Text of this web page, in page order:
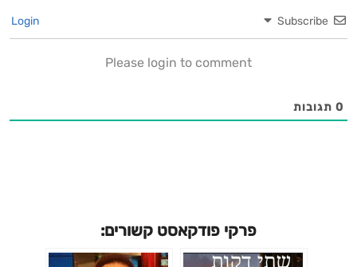
Subscribe
Please login to comment
0 תגובות
פרקי פודקאסט קשורים: